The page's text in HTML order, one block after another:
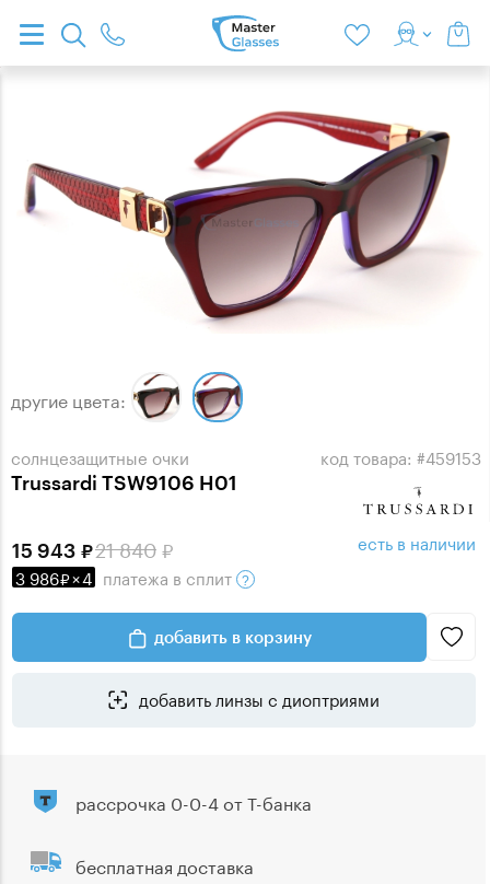
солнцезащитные очки
Trussardi TSW9106 H01
код товара: #459153
другие цвета:
21 840
15 943
3 986 ×4 платежа в сплит
есть в наличии
добавить в корзину
добавить линзы с диоптриями
рассрочка 0-0-4 от Т-банка
бесплатная доставка